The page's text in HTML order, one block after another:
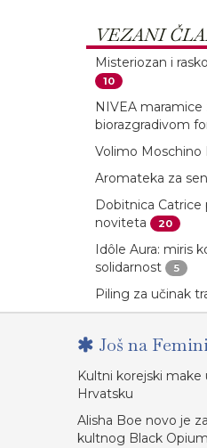
VEZANI
Misteriozan i
10
NIVEA maramice
biorazgradivom
Volimo Moschino
Aromateka za
Dobitnica
noviteta
20
Idôle Aura: miris
solidarnost
5
Piling za učinak
Još na
Kultni korejski make
Hrvatsku
Alisha Boe novo je
kultnog Black